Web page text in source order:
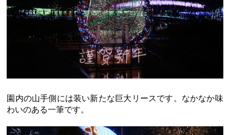
園内の山手側には装い新たな巨大リースです。なかなか味
わいのある一筆です。